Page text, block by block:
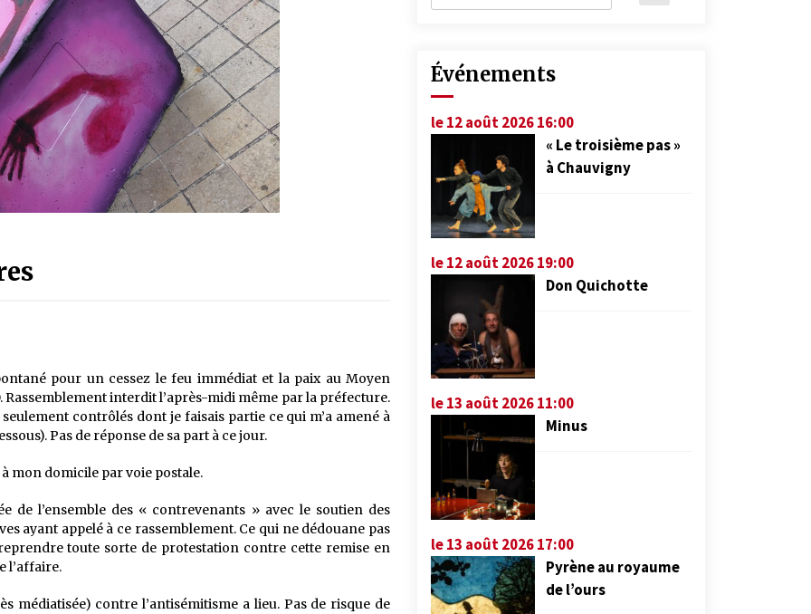
pour un cessez le feu immédiat et la paix au Moyen
Rassemblement interdit l’après-midi même par la préfecture.
contrôlés dont je faisais partie ce qui m’a amené à
Pas de réponse de sa part à ce jour.
mon domicile par voie postale.
de l’ensemble des « contrevenants » avec le soutien des
ayant appelé à ce rassemblement. Ce qui ne dédouane pas
toute sorte de protestation contre cette remise en
l’affaire.
médiatisée) contre l’antisémitisme a lieu. Pas de risque de
Événements
le 12 août 2026 16:00
« Le troisième pas »
à Chauvigny
le 12 août 2026 19:00
Don Quichotte
le 13 août 2026 11:00
Minus
le 13 août 2026 17:00
Pyrène au royaume
de l’ours